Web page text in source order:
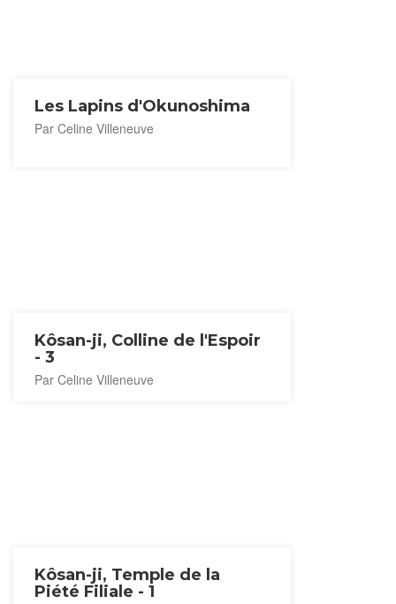
Les Lapins d'Okunoshima
Par Celine Villeneuve
Kôsan-ji, Colline de l'Espoir
- 3
Par Celine Villeneuve
Kôsan-ji, Temple de la
Piété Filiale - 1